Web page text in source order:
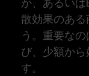
散効果のあ
う。重要な
び、少額か
す。